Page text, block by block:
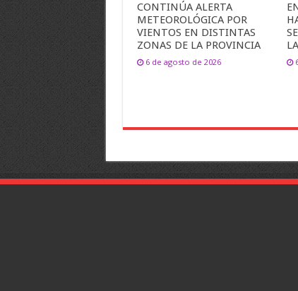
CONTINÚA ALERTA
METEOROLÓGICA POR
VIENTOS EN DISTINTAS
ZONAS DE LA PROVINCIA
6 de agosto de 2026